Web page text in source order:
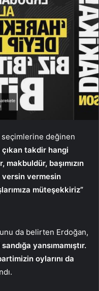
seçimlerine değinen
çıkan takdir hangi
makbuldür, başımızın
versin vermesin
müteşekkiriz”
da belirten Erdoğan,
yansımamıştır.
oylarını da